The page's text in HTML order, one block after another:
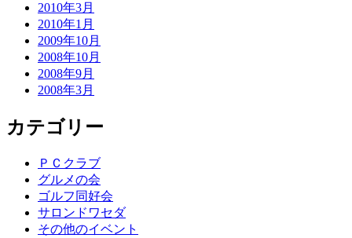
2010年3月
2010年1月
2009年10月
2008年10月
2008年9月
2008年3月
カテゴリー
ＰＣクラブ
グルメの会
ゴルフ同好会
サロンドワセダ
その他のイベント